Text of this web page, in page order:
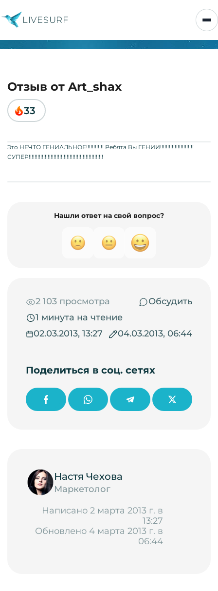
LIVESURF
Отзыв от Art_shax
33
Это НЕЧТО ГЕНИАЛЬНОЕ!!!!!!!!!!!! Ребята Вы ГЕНИИ!!!!!!!!!!!!!!!!!!!!!!!
СУПЕР!!!!!!!!!!!!!!!!!!!!!!!!!!!!!!!!!!!!!!!!!!!!!!!!!!!
Нашли ответ на свой вопрос?
2 103 просмотра
Обсудить
1 минута на чтение
02.03.2013, 13:27
04.03.2013, 06:44
Поделиться в соц. сетях
Настя Чехова
Маркетолог
Написано 2 марта 2013 г. в
13:27
Обновлено 4 марта 2013 г. в
06:44